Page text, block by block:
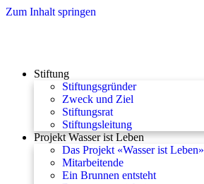
Zum Inhalt springen
Stiftung
Stiftungsgründer
Zweck und Ziel
Stiftungsrat
Stiftungsleitung
Projekt Wasser ist Leben
Das Projekt «Wasser ist Leben»
Mitarbeitende
Ein Brunnen entsteht